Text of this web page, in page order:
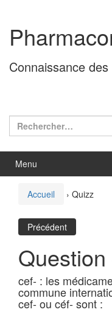
contenu
menu
principal
Connaissance
Rechercher :
Menu
Accueil › Quizz
Précédent
cef- : les
commune
cef- ou céf- sont :